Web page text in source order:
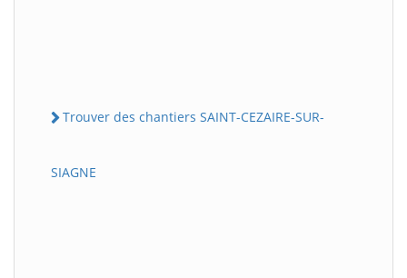
Trouver des chantiers SAINT-CEZAIRE-SUR-
SIAGNE